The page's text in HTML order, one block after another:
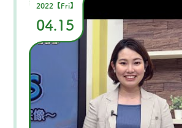
2022【Fri】
04.15